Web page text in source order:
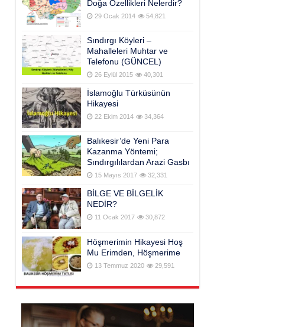
Doğa Özellikleri Nelerdir?
29 Ocak 2014 54,821
Sındırgı Köyleri –
Mahalleleri Muhtar ve
Telefonu (GÜNCEL)
26 Eylül 2015 40,301
İslamoğlu Türküsünün
Hikayesi
22 Ekim 2014 34,364
Balıkesir’de Yeni Para
Kazanma Yöntemi;
Sındırgılılardan Arazi Gasbı
15 Mayıs 2017 32,331
BİLGE VE BİLGELİK
NEDİR?
11 Ocak 2017 30,872
Höşmerimin Hikayesi Hoş
Mu Erimden, Höşmerime
13 Temmuz 2020 29,591